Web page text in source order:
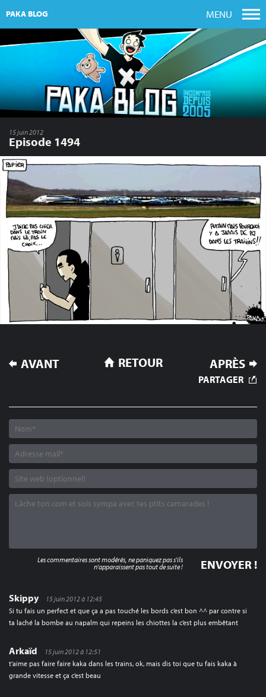
PAKA BLOG MENU
15 juin 2012
Episode 1494
NAVIGATION
DE
AVANT APRÈS
RETOUR
PARTAGER
Skippy
15 juin 2012 à 12:45
Si tu fais un perfect et que ça a pas touché les bords c’est bon ^^ par contre si
ta laché la bombe au napalm qui repeins les chiottes la c’est plus embêtant
Arkaïd
15 juin 2012 à 12:51
t’aime pas faire faire kaka dans les trains, ok, mais dis toi que tu fais kaka à
grande vitesse et ça c’est beau
Les commentaires sont modérés, ne paniquez pas s'ils
n'apparaissent pas tout de suite !